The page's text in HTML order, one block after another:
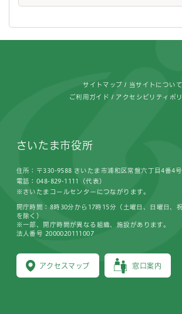
サイトマップ 当サイトについて
ご利用ガイド アクセシビリティポ
さいたま市役所
住所：〒330-9588 さいたま市浦和区常盤六丁目4番4号
電話：048-829-1111（代表）
※さいたまコールセンターにつながります。
アクセスマップ 窓口案内
開庁時間：8時30分から17時15分（土曜日、日曜日、
を除く）
※一部、開庁時間が異なる組織、施設があります。
法人番号 2000020111007